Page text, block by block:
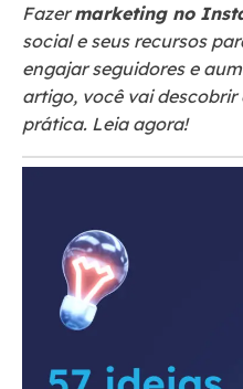
Fazermarketing no
social e seus recursos
engajar seguidores e
artigo, você vai
prática. Leia agora!